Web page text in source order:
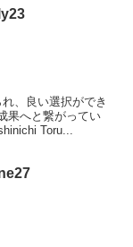
、良い選択ができ
果へと繋がってい
Toru...